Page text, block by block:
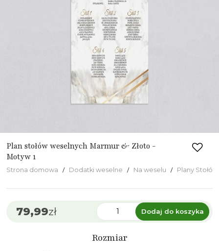
Plan stołów weselnych Marmur & Złoto -
Motyw 1
Strona domowa Dodatki weselne Na weselu Plany
79,99zł Dodaj do koszyka
Rozmiar